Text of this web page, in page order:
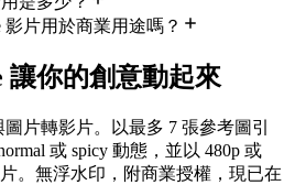
影片用於商業用途嗎？
讓你的創意動起來
片轉影片。以最多 7 張參考圖引
或 spicy 動態，並以 480p 或
。無浮水印，附商業授權，現已在